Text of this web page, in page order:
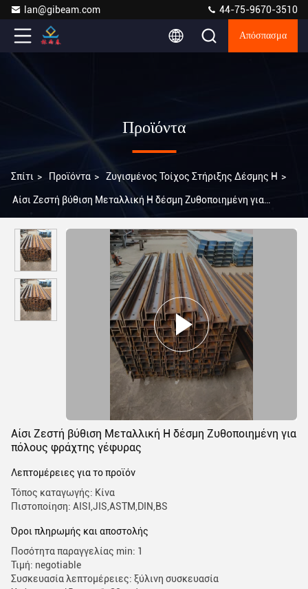
lan@gibeam.com 44-75-9670-3510
Απόσπασμα
Προϊόντα
Σπίτι > Προϊόντα > Ζυγισμένος Τοίχος Στήριξης Δέσμης H >
Αίσι Ζεστή βύθιση Μεταλλική H δέσμη Ζυθοποιημένη για
Αίσι Ζεστή βύθιση Μεταλλική H δέσμη Ζυθοποιημένη για
πόλους φράχτης γέφυρας
Λεπτομέρειες για το προϊόν
Τόπος καταγωγής: Κίνα
Πιστοποίηση: AISI,JIS,ASTM,DIN,BS
Όροι πληρωμής και αποστολής
Ποσότητα παραγγελίας min: 1
Τιμή: negotiable
Συσκευασία λεπτομέρειες: ξύλινη συσκευασία